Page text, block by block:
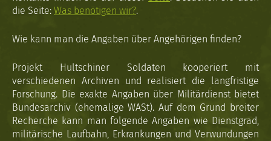
die Seite: Was benötigen wir?.
Wie kann man die Angaben über Angehörigen finden?
Projekt Hultschiner Soldaten kooperiert mit
verschiedenen Archiven und realisiert die langfristige
Forschung. Die exakte Angaben über Militärdienst bietet
Bundesarchiv (ehemalige WASt). Auf dem Grund breiter
Recherche kann man folgende Angaben wie Dienstgrad,
militärische Laufbahn, Erkrankungen und Verwundungen